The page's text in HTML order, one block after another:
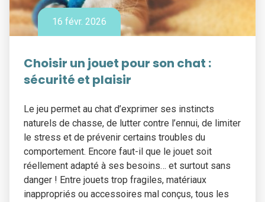
16 févr. 2026
Choisir un jouet pour son chat :
sécurité et plaisir
Le jeu permet au chat d’exprimer ses instincts
naturels de chasse, de lutter contre l’ennui, de limiter
le stress et de prévenir certains troubles du
comportement. Encore faut-il que le jouet soit
réellement adapté à ses besoins… et surtout sans
danger ! Entre jouets trop fragiles, matériaux
inappropriés ou accessoires mal conçus, tous les